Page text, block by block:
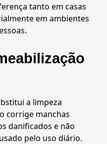
tanto em casas
em ambientes
a limpeza
corrige manchas
danificados e não
pelo uso diário.